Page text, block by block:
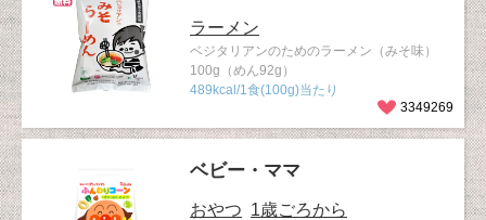
ラーメン
ベジタリアンのためのラーメン（みそ味）
100g（めん92g）
489kcal/1食(100g)当たり
3349269
ベビー・ママ
おやつ 1歳ごろから